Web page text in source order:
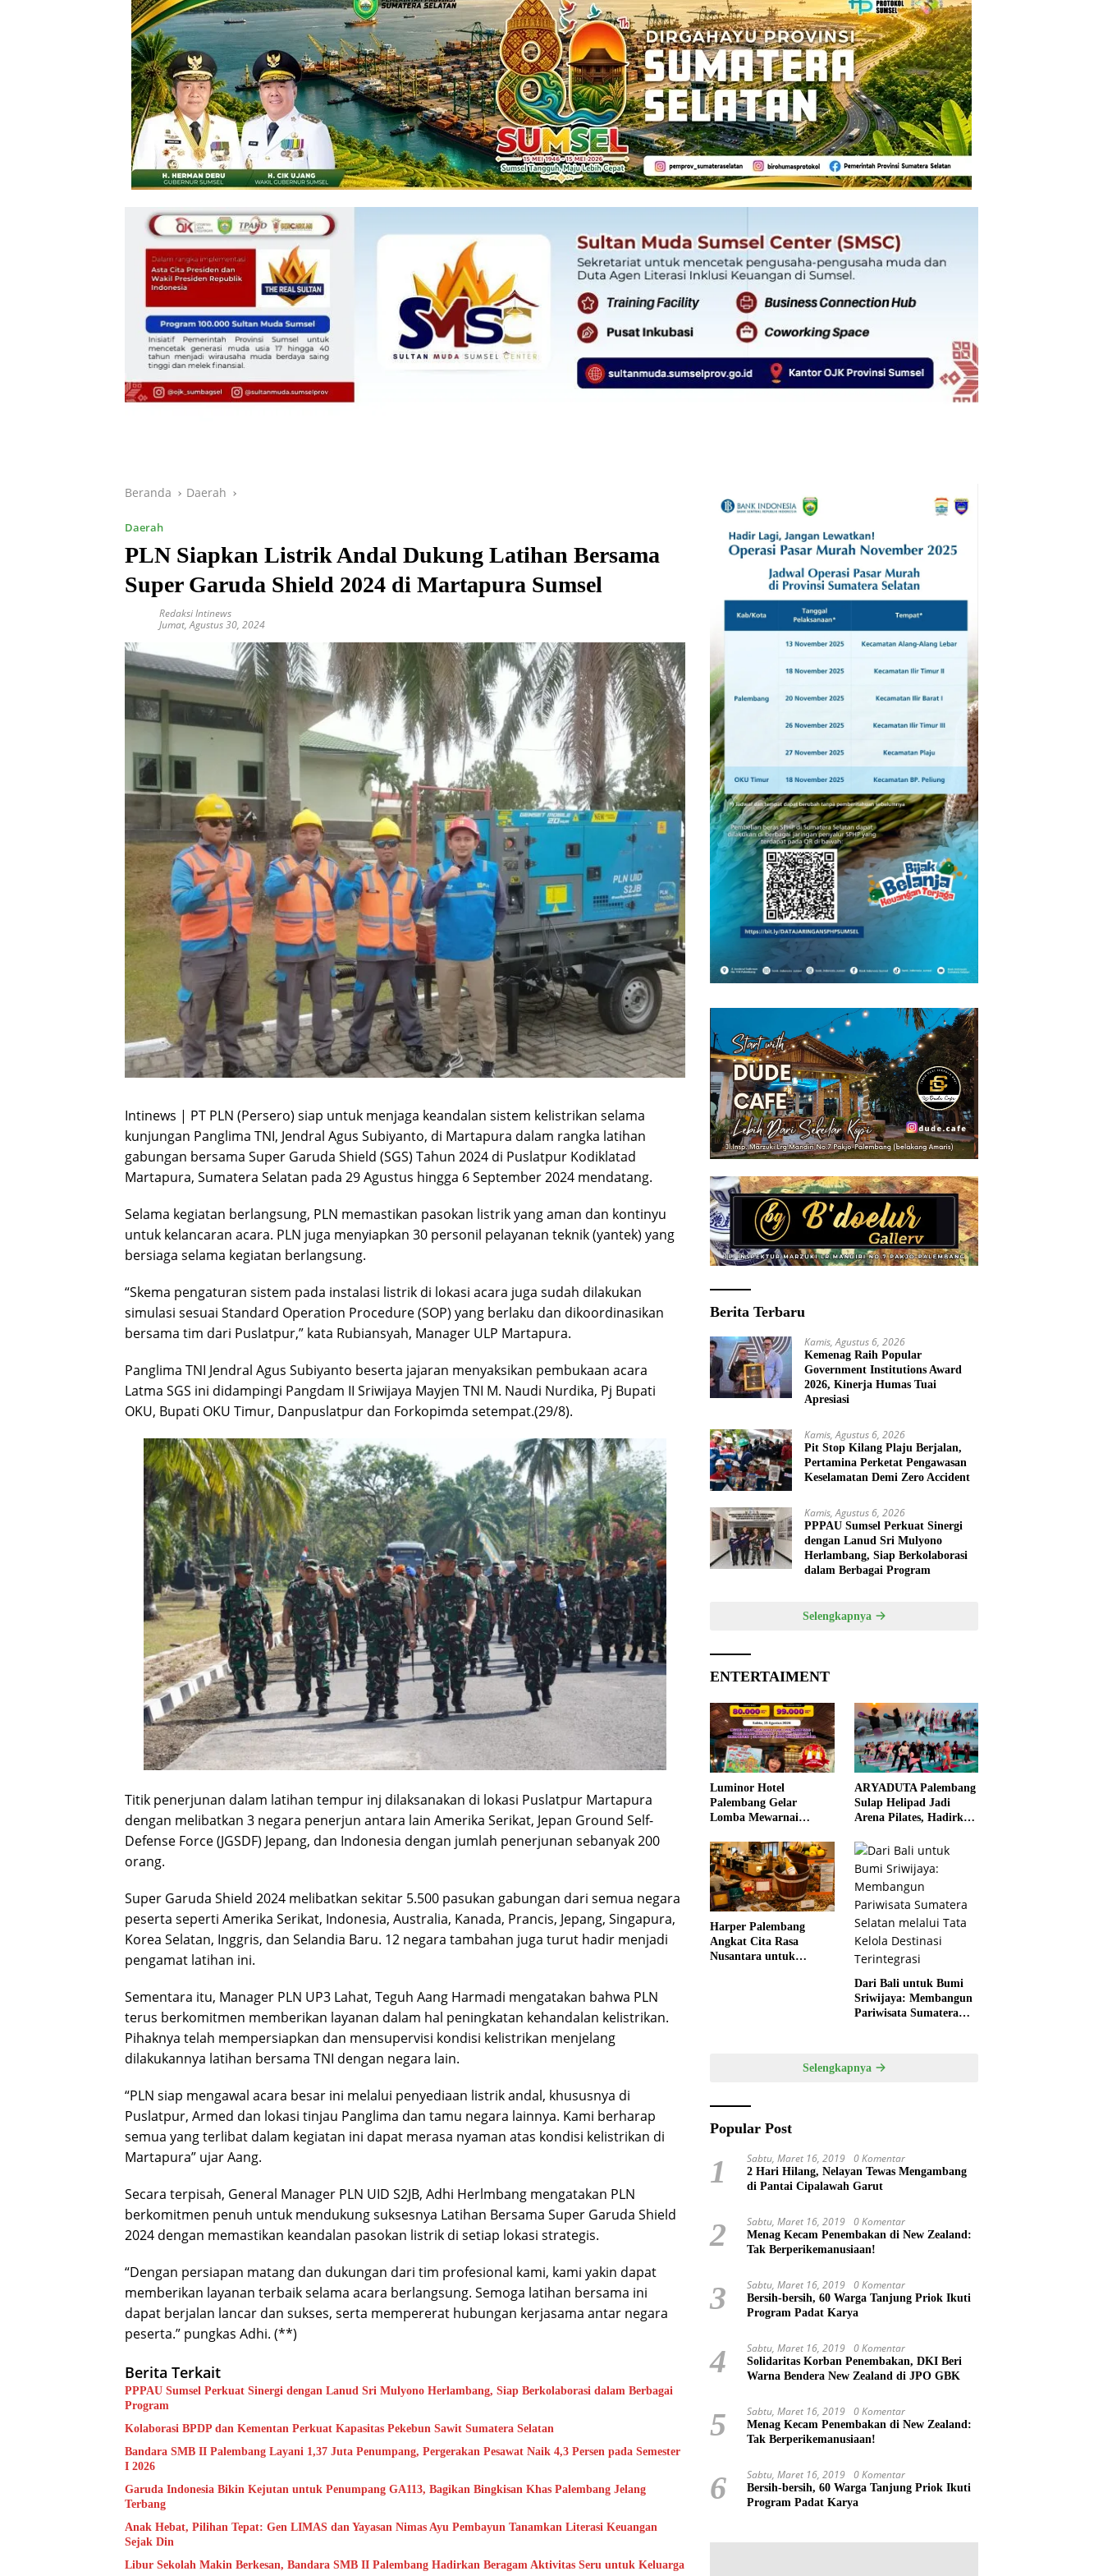
Beranda Daerah
Daerah
PLN Siapkan Listrik Andal Dukung Latihan Bersama
Super Garuda Shield 2024 di Martapura Sumsel
Redaksi Intinews
Jumat, Agustus 30, 2024
Intinews | PT PLN (Persero) siap untuk menjaga keandalan sistem kelistrikan selama
kunjungan Panglima TNI, Jendral Agus Subiyanto, di Martapura dalam rangka latihan
gabungan bersama Super Garuda Shield (SGS) Tahun 2024 di Puslatpur Kodiklatad
Martapura, Sumatera Selatan pada 29 Agustus hingga 6 September 2024 mendatang.
Selama kegiatan berlangsung, PLN memastikan pasokan listrik yang aman dan kontinyu
untuk kelancaran acara. PLN juga menyiapkan 30 personil pelayanan teknik (yantek) yang
bersiaga selama kegiatan berlangsung.
“Skema pengaturan sistem pada instalasi listrik di lokasi acara juga sudah dilakukan
simulasi sesuai Standard Operation Procedure (SOP) yang berlaku dan dikoordinasikan
bersama tim dari Puslatpur,” kata Rubiansyah, Manager ULP Martapura.
Panglima TNI Jendral Agus Subiyanto beserta jajaran menyaksikan pembukaan acara
Latma SGS ini didampingi Pangdam II Sriwijaya Mayjen TNI M. Naudi Nurdika, Pj Bupati
OKU, Bupati OKU Timur, Danpuslatpur dan Forkopimda setempat.(29/8).
Titik penerjunan dalam latihan tempur inj dilaksanakan di lokasi Puslatpur Martapura
dengan melibatkan 3 negara penerjun antara lain Amerika Serikat, Jepan Ground Self-
Defense Force (JGSDF) Jepang, dan Indonesia dengan jumlah penerjunan sebanyak 200
orang.
Super Garuda Shield 2024 melibatkan sekitar 5.500 pasukan gabungan dari semua negara
peserta seperti Amerika Serikat, Indonesia, Australia, Kanada, Prancis, Jepang, Singapura,
Korea Selatan, Inggris, dan Selandia Baru. 12 negara tambahan juga turut hadir menjadi
pengamat latihan ini.
Sementara itu, Manager PLN UP3 Lahat, Teguh Aang Harmadi mengatakan bahwa PLN
terus berkomitmen memberikan layanan dalam hal peningkatan kehandalan kelistrikan.
Pihaknya telah mempersiapkan dan mensupervisi kondisi kelistrikan menjelang
dilakukannya latihan bersama TNI dengan negara lain.
“PLN siap mengawal acara besar ini melalui penyediaan listrik andal, khususnya di
Puslatpur, Armed dan lokasi tinjau Panglima dan tamu negara lainnya. Kami berharap
semua yang terlibat dalam kegiatan ini dapat merasa nyaman atas kondisi kelistrikan di
Martapura” ujar Aang.
Secara terpisah, General Manager PLN UID S2JB, Adhi Herlmbang mengatakan PLN
berkomitmen penuh untuk mendukung suksesnya Latihan Bersama Super Garuda Shield
2024 dengan memastikan keandalan pasokan listrik di setiap lokasi strategis.
“Dengan persiapan matang dan dukungan dari tim profesional kami, kami yakin dapat
memberikan layanan terbaik selama acara berlangsung. Semoga latihan bersama ini
dapat berjalan lancar dan sukses, serta mempererat hubungan kerjasama antar negara
peserta.” pungkas Adhi. (**)
Berita Terkait
PPPAU Sumsel Perkuat Sinergi dengan Lanud Sri Mulyono Herlambang, Siap Berkolaborasi dalam Berbagai
Program
Kolaborasi BPDP dan Kementan Perkuat Kapasitas Pekebun Sawit Sumatera Selatan
Bandara SMB II Palembang Layani 1,37 Juta Penumpang, Pergerakan Pesawat Naik 4,3 Persen pada Semester
I 2026
Garuda Indonesia Bikin Kejutan untuk Penumpang GA113, Bagikan Bingkisan Khas Palembang Jelang
Terbang
Anak Hebat, Pilihan Tepat: Gen LIMAS dan Yayasan Nimas Ayu Pembayun Tanamkan Literasi Keuangan
Sejak Din
Libur Sekolah Makin Berkesan, Bandara SMB II Palembang Hadirkan Beragam Aktivitas Seru untuk Keluarga
Berita Terbaru
Kamis, Agustus 6, 2026
Kemenag Raih Popular
Government Institutions Award
2026, Kinerja Humas Tuai
Apresiasi
Kamis, Agustus 6, 2026
Pit Stop Kilang Plaju Berjalan,
Pertamina Perketat Pengawasan
Keselamatan Demi Zero Accident
Kamis, Agustus 6, 2026
PPPAU Sumsel Perkuat Sinergi
dengan Lanud Sri Mulyono
Herlambang, Siap Berkolaborasi
dalam Berbagai Program
Selengkapnya
ENTERTAIMENT
Luminor Hotel
Palembang Gelar
Lomba Mewarnai
Ajak Anak Asah
Kreativitas
ARYADUTA Palembang
Sulap Helipad Jadi
Arena Pilates, Hadirkan
Pertama di Kota
Pempek
Harper Palembang
Angkat Cita Rasa
Nusantara untuk
Dari Bali untuk Bumi
Sriwijaya: Membangun
Pariwisata Sumatera
Selengkapnya
Popular Post
1 Sabtu, Maret 16, 2019 0 Komentar
2 Hari Hilang, Nelayan Tewas Mengambang
di Pantai Cipalawah Garut
2 Sabtu, Maret 16, 2019 0 Komentar
Menag Kecam Penembakan di New Zealand:
Tak Berperikemanusiaan!
3 Sabtu, Maret 16, 2019 0 Komentar
Bersih-bersih, 60 Warga Tanjung Priok Ikuti
Program Padat Karya
4 Sabtu, Maret 16, 2019 0 Komentar
Solidaritas Korban Penembakan, DKI Beri
Warna Bendera New Zealand di JPO GBK
5 Sabtu, Maret 16, 2019 0 Komentar
Menag Kecam Penembakan di New Zealand:
Tak Berperikemanusiaan!
6 Sabtu, Maret 16, 2019 0 Komentar
Bersih-bersih, 60 Warga Tanjung Priok Ikuti
Program Padat Karya